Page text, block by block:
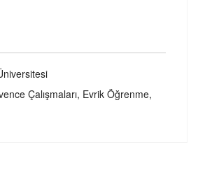
Çalışmaları, Evrik Öğrenme,